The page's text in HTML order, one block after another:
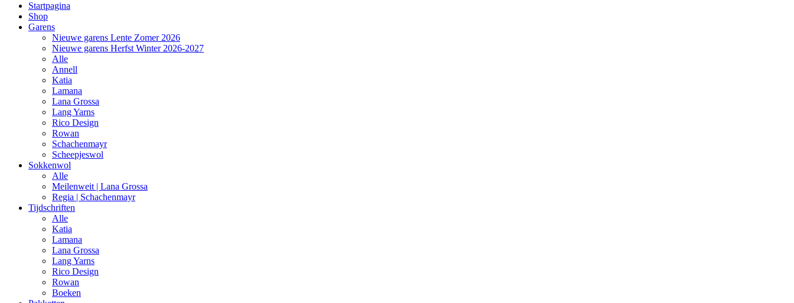
Startpagina
Shop
Garens
Nieuwe garens Lente Zomer 2026
Nieuwe garens Herfst Winter 2026-2027
Alle
Annell
Katia
Lamana
Lana Grossa
Lang Yarns
Rico Design
Rowan
Schachenmayr
Scheepjeswol
Sokkenwol
Alle
Meilenweit | Lana Grossa
Regia | Schachenmayr
Tijdschriften
Alle
Katia
Lamana
Lana Grossa
Lang Yarns
Rico Design
Rowan
Boeken